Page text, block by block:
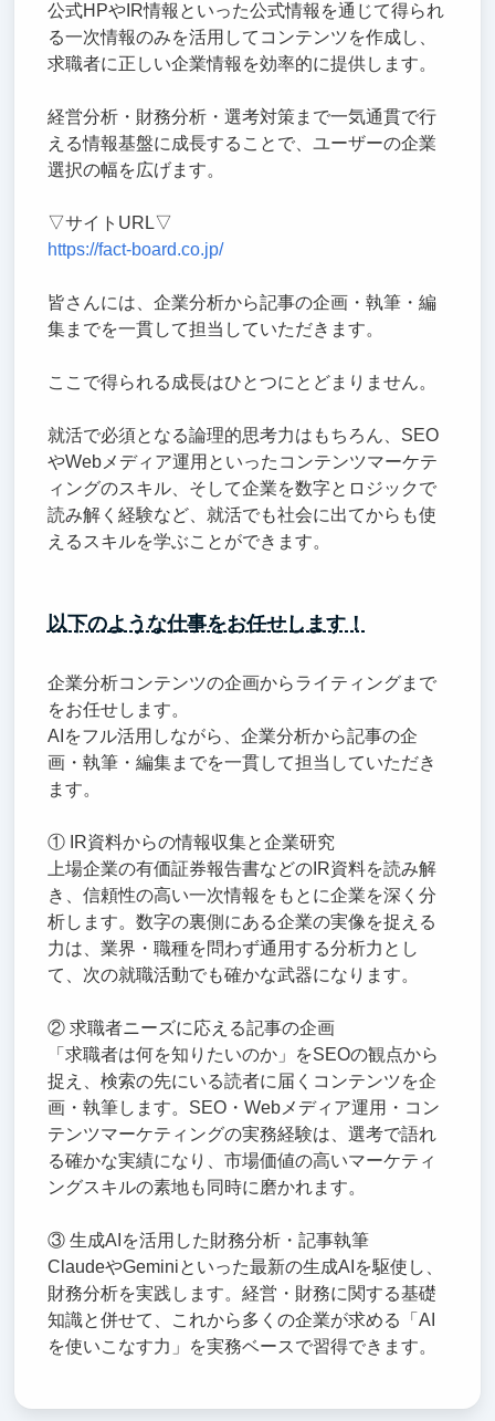
公式HPやIR情報といった公式情報を通じて得られ
る一次情報のみを活用してコンテンツを作成し、
求職者に正しい企業情報を効率的に提供します。
経営分析・財務分析・選考対策まで一気通貫で行
える情報基盤に成長することで、ユーザーの企業
選択の幅を広げます。
▽サイトURL▽
https://fact-board.co.jp/
皆さんには、企業分析から記事の企画・執筆・編
集までを一貫して担当していただきます。
ここで得られる成長はひとつにとどまりません。
就活で必須となる論理的思考力はもちろん、SEO
やWebメディア運用といったコンテンツマーケテ
ィングのスキル、そして企業を数字とロジックで
読み解く経験など、就活でも社会に出てからも使
えるスキルを学ぶことができます。
以下のような仕事をお任せします！
企業分析コンテンツの企画からライティングまで
をお任せします。
AIをフル活用しながら、企業分析から記事の企
画・執筆・編集までを一貫して担当していただき
ます。
① IR資料からの情報収集と企業研究
上場企業の有価証券報告書などのIR資料を読み解
き、信頼性の高い一次情報をもとに企業を深く分
析します。数字の裏側にある企業の実像を捉える
力は、業界・職種を問わず通用する分析力とし
て、次の就職活動でも確かな武器になります。
② 求職者ニーズに応える記事の企画
「求職者は何を知りたいのか」をSEOの観点から
捉え、検索の先にいる読者に届くコンテンツを企
画・執筆します。SEO・Webメディア運用・コン
テンツマーケティングの実務経験は、選考で語れ
る確かな実績になり、市場価値の高いマーケティ
ングスキルの素地も同時に磨かれます。
③ 生成AIを活用した財務分析・記事執筆
ClaudeやGeminiといった最新の生成AIを駆使し、
財務分析を実践します。経営・財務に関する基礎
知識と併せて、これから多くの企業が求める「AI
を使いこなす力」を実務ベースで習得できます。